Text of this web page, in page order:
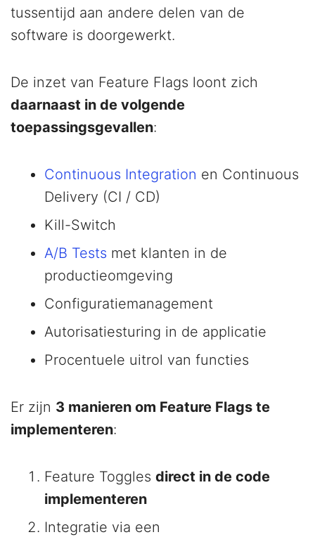
tussentijd aan andere delen van de
software is doorgewerkt.
De inzet van Feature Flags loont zich
daarnaast in de volgende
toepassingsgevallen:
Continuous Integration en Continuous
Delivery (CI / CD)
Kill-Switch
A/B Tests met klanten in de
productieomgeving
Configuratiemanagement
Autorisatiesturing in de applicatie
Procentuele uitrol van functies
Er zijn 3 manieren om Feature Flags te
implementeren:
Feature Toggles direct in de code
implementeren
Integratie via een